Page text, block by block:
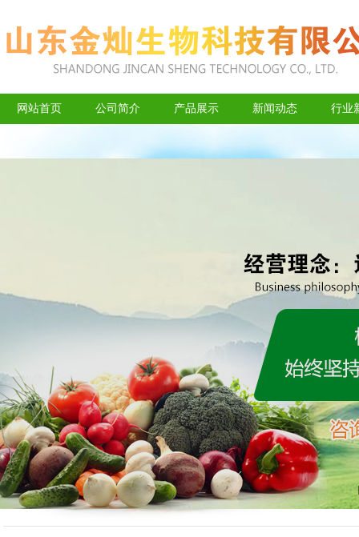
网站首页 公司简介 产品展示 新闻动态 行业